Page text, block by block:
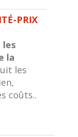
PRIX
les
la
les
coûts..